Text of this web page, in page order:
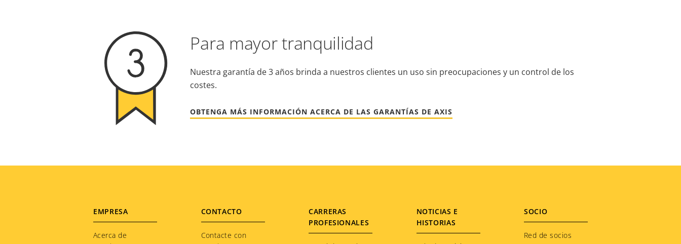
Para mayor tranquilidad
Nuestra garantía de 3 años brinda a nuestros clientes un uso sin preocupaciones y un control de los
costes.
OBTENGA MÁS INFORMACIÓN ACERCA DE LAS GARANTÍAS DE AXIS
Footer
EMPRESA
Acerca de
CONTACTO
Contacte con
CARRERAS
PROFESIONALES
NOTICIAS E
HISTORIAS
SOCIO
Red de socios